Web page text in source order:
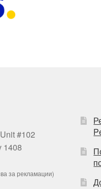
#102
1408
за рекламации)